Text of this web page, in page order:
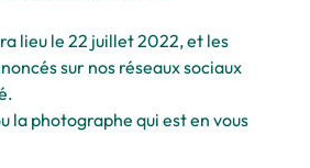
lieu le 22 juillet 2022, et les
sur nos réseaux sociaux
la photographe qui est en vous